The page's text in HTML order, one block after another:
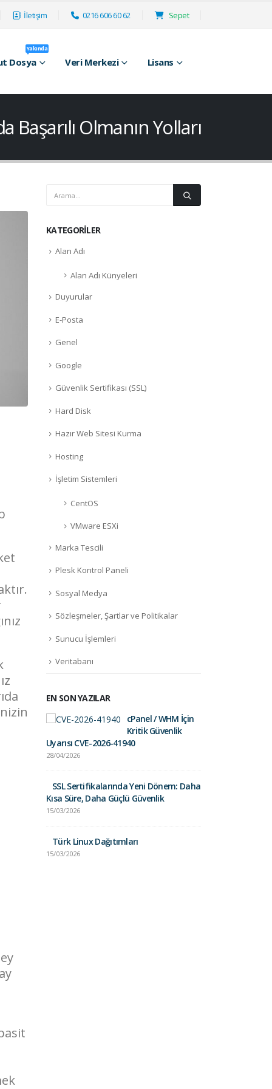
İletişim 0216 606 60 62 Sepet
Dosya
Yakında
Veri Merkezi Lisans
Başarılı Olmanın Yolları
KATEGORILER
Alan Adı
Alan Adı Künyeleri
Duyurular
E-Posta
Genel
Google
Güvenlik Sertifikası (SSL)
Hard Disk
Hazır Web Sitesi Kurma
Hosting
İşletim Sistemleri
CentOS
VMware ESXi
Marka Tescili
Plesk Kontrol Paneli
Sosyal Medya
Sözleşmeler, Şartlar ve Politikalar
Sunucu İşlemleri
Veritabanı
EN SON YAZILAR
cPanel / WHM İçin
Kritik Güvenlik
Uyarısı CVE-2026-41940
28/04/2026
SSL Sertifikalarında Yeni Dönem: Daha
Kısa Süre, Daha Güçlü Güvenlik
15/03/2026
Türk Linux Dağıtımları
15/03/2026